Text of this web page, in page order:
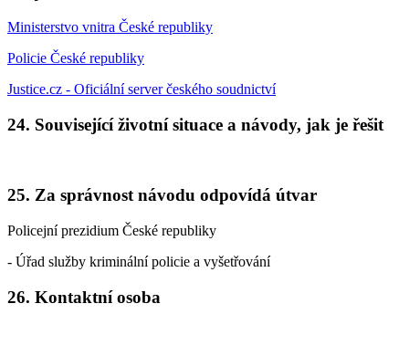
Ministerstvo vnitra České republiky
Policie České republiky
Justice.cz - Oficiální server českého soudnictví
24. Související životní situace a návody, jak je řešit
25. Za správnost návodu odpovídá útvar
Policejní prezidium České republiky
- Úřad služby kriminální policie a vyšetřování
26. Kontaktní osoba